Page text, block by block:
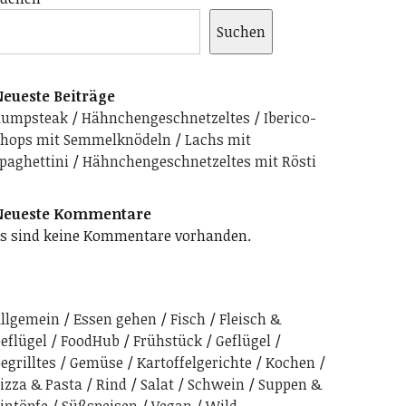
Suchen
Beiträge
Hähnchengeschnetzeltes
Iberico-
mit Semmelknödeln
Lachs mit
Hähnchengeschnetzeltes mit Rösti
Kommentare
sind keine Kommentare vorhanden.
Essen gehen Fisch
Fleisch &
FoodHub Frühstück
Geflügel
Gemüse Kartoffelgerichte
Kochen
& Pasta
Rind Salat Schwein
Suppen &